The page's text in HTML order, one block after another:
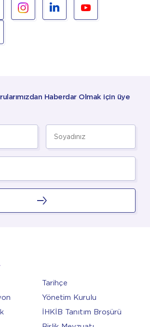
Haberdar Olmak için üye
Tarihçe
Yönetim Kurulu
İHKİB Tanıtım Broşürü